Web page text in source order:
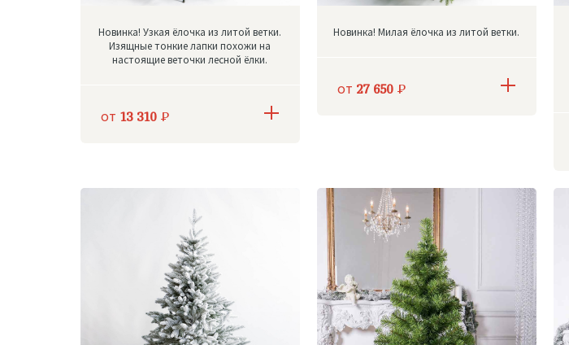
Новинка! Узкая ёлочка из литой ветки.
Изящные тонкие лапки похожи на
настоящие веточки лесной ёлки.
от 13 310 Р
Новинка! Милая ёлочка из литой ветки.
от 27 650 Р